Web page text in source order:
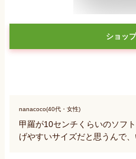
ショッ
nanacoco(40代・女性)
甲羅が10センチくらいのソフ
げやすいサイズだと思うんで